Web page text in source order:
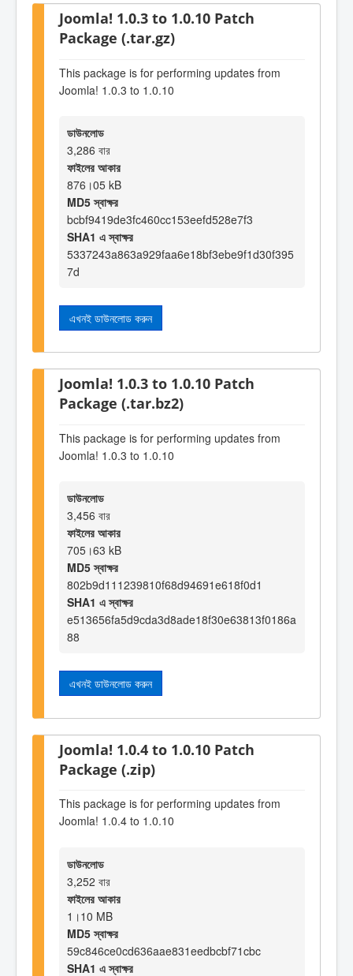
Joomla! 1.0.3 to 1.0.10 Patch
Package (.tar.gz)
This package is for performing updates from
Joomla! 1.0.3 to 1.0.10
ডাউনলোড
3,286 বার
ফাইলের আকার
876।05 kB
MD5 স্বাক্ষর
bcbf9419de3fc460cc153eefd528e7f3
SHA1 এ স্বাক্ষর
5337243a863a929faa6e18bf3ebe9f1d30f395
7d
এখনই ডাউনলোড করুন
Joomla! 1.0.3 to 1.0.10 Patch
Package (.tar.bz2)
This package is for performing updates from
Joomla! 1.0.3 to 1.0.10
ডাউনলোড
3,456 বার
ফাইলের আকার
705।63 kB
MD5 স্বাক্ষর
802b9d111239810f68d94691e618f0d1
SHA1 এ স্বাক্ষর
e513656fa5d9cda3d8ade18f30e63813f0186a
88
এখনই ডাউনলোড করুন
Joomla! 1.0.4 to 1.0.10 Patch
Package (.zip)
This package is for performing updates from
Joomla! 1.0.4 to 1.0.10
ডাউনলোড
3,252 বার
ফাইলের আকার
1।10 MB
MD5 স্বাক্ষর
59c846ce0cd636aae831eedbcbf71cbc
SHA1 এ স্বাক্ষর